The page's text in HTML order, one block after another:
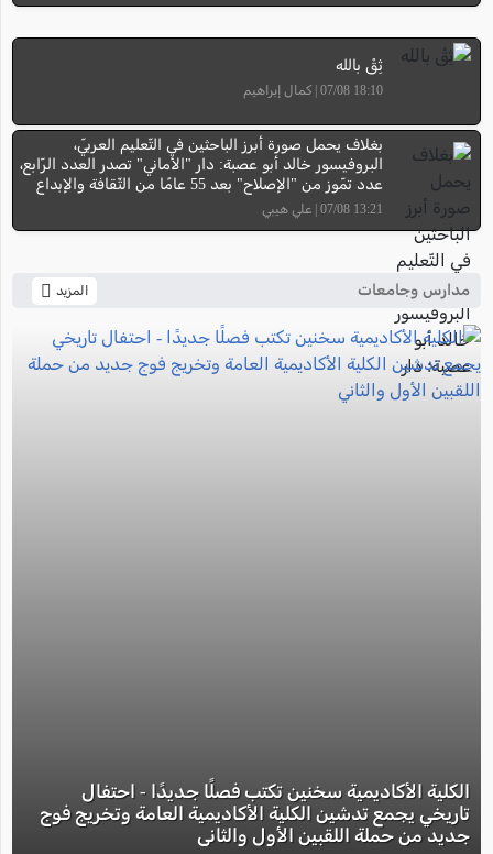
ثِقْ بالله
18:10 07/08 | كمال إبراهيم
بغلاف يحمل صورة أبرز الباحثين في التّعليم العربيّ،
البروفيسور خالد أبو عصبة: دار "الأماني" تصدر العدد الرّابع،
عدد تمّوز من "الإصلاح" بعد 55 عامًا من الثّقافة والإبداع
13:21 07/08 | علي هيبي
مدارس وجامعات المزيد
الكلية الأكاديمية سخنين تكتب فصلًا جديدًا - احتفال
تاريخي يجمع تدشين الكلية الأكاديمية العامة وتخريج فوج
جديد من حملة اللقبين الأول والثاني